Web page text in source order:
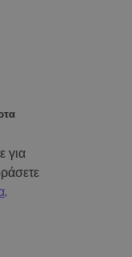
για
.